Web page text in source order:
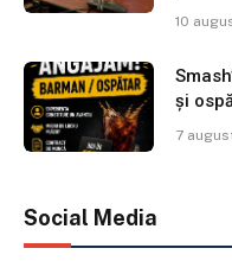
10
și
7
Social Media